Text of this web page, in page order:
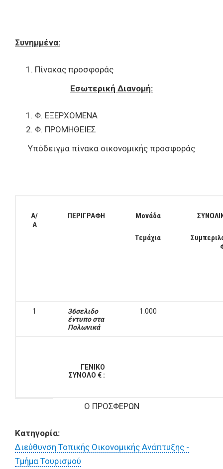
Συνημμένα:
Πίνακας προσφοράς
Εσωτερική Διανομή:
Φ. ΕΞΕΡΧΟΜΕΝΑ
Φ. ΠΡΟΜΗΘΕΙΕΣ
Υπόδειγμα πίνακα οικονομικής προσφοράς
Α/
Α
ΠΕΡΙΓΡΑΦΗ Μονάδα
Τεμάχια
1
36σελιδο
έντυπο στα
Πολωνικά
1.000
ΓΕΝΙΚΟ
ΣΥΝΟΛΟ € :
Ο ΠΡΟΣΦΕΡΩΝ
Κατηγορία:
Διεύθυνση Τοπικής Οικονομικής Ανάπτυξης -
Τμήμα Τουρισμού